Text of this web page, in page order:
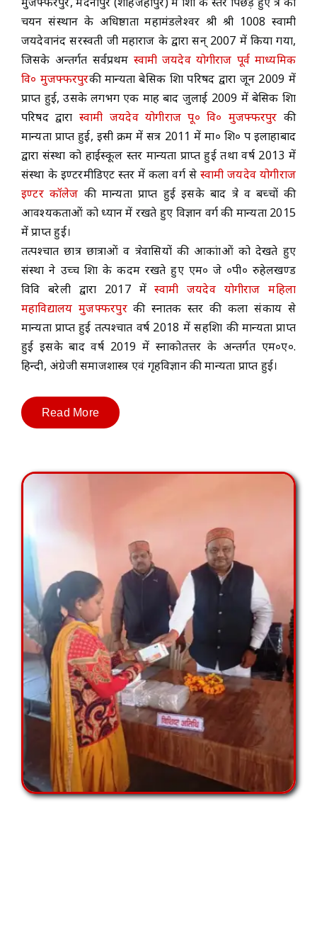
ACADEMICS
NEWS & EVENT
Important Documents
Gallery
Contact Us
चयन संस्थान के अधिष्ठाता महामंडलेश्वर श्री श्री 1008 स्वामी
जयदेवानंद सरस्वती जी महाराज के द्वारा सन् 2007 में किया गया,
जिसके अन्तर्गत सर्वप्रथम स्वामी जयदेव योगीराज पूर्व माध्यमिक
वि० मुजफ्फरपुरकी मान्यता बेसिक शिक्षा परिषद द्वारा जून 2009 में
प्राप्त हुई, उसके लगभग एक माह बाद जुलाई 2009 में बेसिक शिक्षा
परिषद द्वारा स्वामी जयदेव योगीराज पू० वि० मुजफ्फरपुर की
मान्यता प्राप्त हुई, इसी क्रम में सत्र 2011 में मा० शि० प इलाहाबाद
द्वारा संस्था को हाईस्कूल स्तर मान्यता प्राप्त हुई तथा वर्ष 2013 में
संस्था के इण्टरमीडिएट स्तर में कला वर्ग से स्वामी जयदेव योगीराज
इण्टर कॉलेज की मान्यता प्राप्त हुई इसके बाद क्षेत्र व बच्चों की
आवश्यकताओं को ध्यान में रखते हुए विज्ञान वर्ग की मान्यता 2015
में प्राप्त हुई।
तत्पश्चात छात्र छात्राओं व क्षेत्रवासियों की आकांक्षाओं को देखते हुए
संस्था ने उच्च शिक्षा के कदम रखते हुए एम० जे ०पी० रुहेलखण्ड
विवि बरेली द्वारा 2017 मेंस्वामी जयदेव योगीराज महिला
महाविद्यालय मुजफ्फरपुरकी स्नातक स्तर की कला संकाय से
मान्यता प्राप्त हुई तत्पश्चात वर्ष 2018 में सहशिक्षा की मान्यता प्राप्त
हुई इसके बाद वर्ष 2019 में स्नाकोतत्तर के अन्तर्गत एम०ए०.
हिन्दी, अंग्रेजी समाजशास्त्र एवं गृहविज्ञान की मान्यता प्राप्त हुई।
Read More